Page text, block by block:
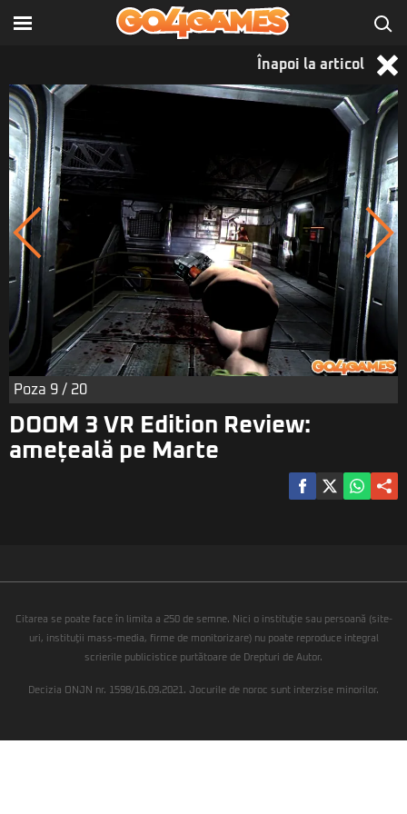
Înapoi la articol
Poza 9 / 20
DOOM 3 VR Edition Review:
amețeală pe Marte
Citarea se poate face în limita a 250 de semne. Nici o instituţie sau persoană (site-
uri, instituţii mass-media, firme de monitorizare) nu poate reproduce integral
scrierile publicistice purtătoare de Drepturi de Autor.
Decizia ONJN nr. 1598/16.09.2021. Jocurile de noroc sunt interzise minorilor.